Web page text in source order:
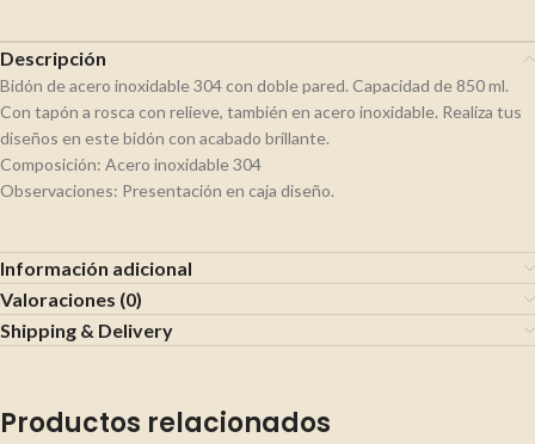
Descripción
Bidón de acero inoxidable 304 con doble pared. Capacidad de 850 ml.
Con tapón a rosca con relieve, también en acero inoxidable. Realiza tus
diseños en este bidón con acabado brillante.
Composición: Acero inoxidable 304
Observaciones: Presentación en caja diseño.
Información adicional
Valoraciones (0)
Shipping & Delivery
Productos relacionados